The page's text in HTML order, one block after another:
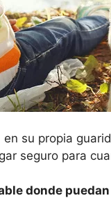
en su propia
seguro para
donde